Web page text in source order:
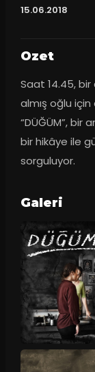
15.06.2018
Ozet
Saat 14.45, bir
almış oğlu
“DÜĞÜM”,
bir hikâye ile
sorguluyor.
Galeri